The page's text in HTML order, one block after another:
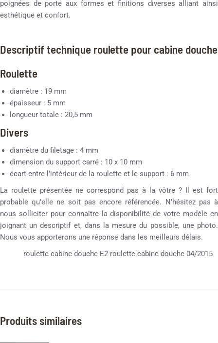
poignées de porte aux formes et finitions diverses alliant ainsi
esthétique et confort.
Descriptif technique roulette pour cabine douche
Roulette
diamètre : 19 mm
épaisseur : 5 mm
longueur totale : 20,5 mm
Divers
diamètre du filetage : 4 mm
dimension du support carré : 10 x 10 mm
écart entre l’intérieur de la roulette et le support : 6 mm
La roulette présentée ne correspond pas à la vôtre ? Il est fort
probable qu’elle ne soit pas encore référencée. N’hésitez pas à
nous solliciter pour connaître la disponibilité de votre modèle en
joignant un descriptif et, dans la mesure du possible, une photo.
Nous vous apporterons une réponse dans les meilleurs délais.
roulette cabine douche E2 roulette cabine douche 04/2015
Produits similaires